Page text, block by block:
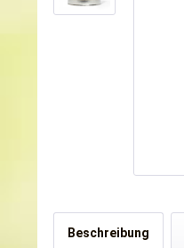
Beschreibung